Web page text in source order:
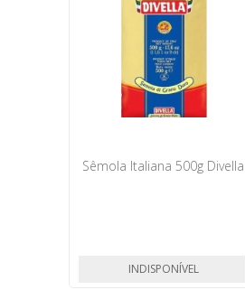
Sêmola Italiana 500g Divella
INDISPONÍVEL